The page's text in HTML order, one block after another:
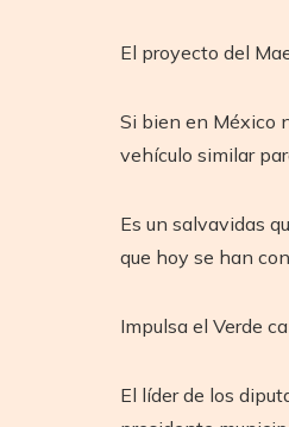
El proyecto del
Si bien en México
vehículo similar
Es un salvavidas
que hoy se han
Impulsa el Verde
El líder de los